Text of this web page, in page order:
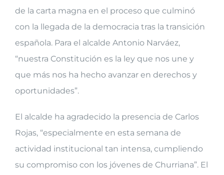
de la carta magna en el proceso que culminó
con la llegada de la democracia tras la transición
española. Para el alcalde Antonio Narváez,
“nuestra Constitución es la ley que nos une y
que más nos ha hecho avanzar en derechos y
oportunidades”.
El alcalde ha agradecido la presencia de Carlos
Rojas, “especialmente en esta semana de
actividad institucional tan intensa, cumpliendo
su compromiso con los jóvenes de Churriana”. El